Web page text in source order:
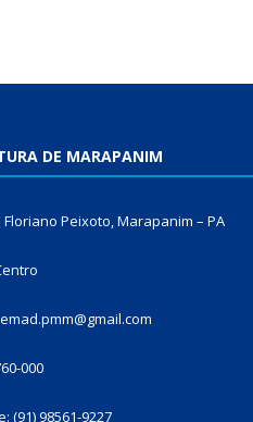
DE MARAPANIM
Floriano Peixoto, Marapanim – PA
000
(91) 98561-9227